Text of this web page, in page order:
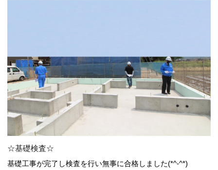
☆基礎検査☆
基礎工事が完了し検査を行い無事に合格しました(*^-^*)